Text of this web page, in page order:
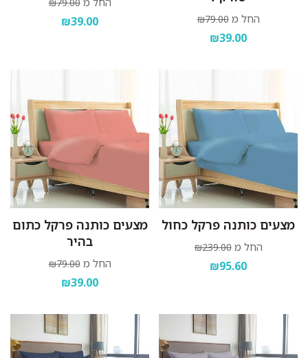
החל מ ₪79.00
₪39.00
₪39.00
מצעים כותנה פרקל כחול
החל מ ₪239.00
₪95.60
מצעים כותנה פרקל כתום
בהיר
החל מ ₪79.00
₪39.00